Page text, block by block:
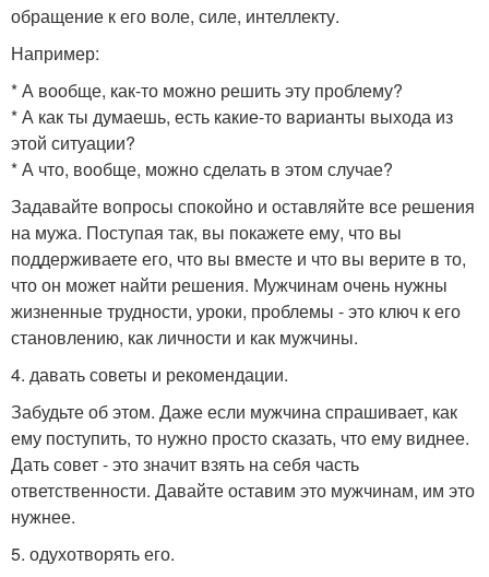
обращение к его воле, силе, интеллекту.
Например:
* А вообще, как-то можно решить эту проблему?
* А как ты думаешь, есть какие-то варианты выхода из
этой ситуации?
* А что, вообще, можно сделать в этом случае?
Задавайте вопросы спокойно и оставляйте все решения
на мужа. Поступая так, вы покажете ему, что вы
поддерживаете его, что вы вместе и что вы верите в то,
что он может найти решения. Мужчинам очень нужны
жизненные трудности, уроки, проблемы - это ключ к его
становлению, как личности и как мужчины.
4. давать советы и рекомендации.
Забудьте об этом. Даже если мужчина спрашивает, как
ему поступить, то нужно просто сказать, что ему виднее.
Дать совет - это значит взять на себя часть
ответственности. Давайте оставим это мужчинам, им это
нужнее.
5. одухотворять его.